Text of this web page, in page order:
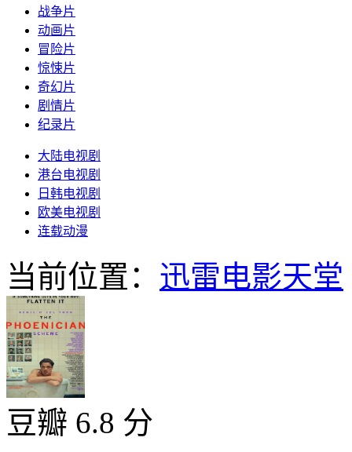
战争片
动画片
冒险片
惊悚片
奇幻片
剧情片
纪录片
大陆电视剧
港台电视剧
日韩电视剧
欧美电视剧
连载动漫
当前位置： 迅雷电影天堂
豆瓣 6.8 分